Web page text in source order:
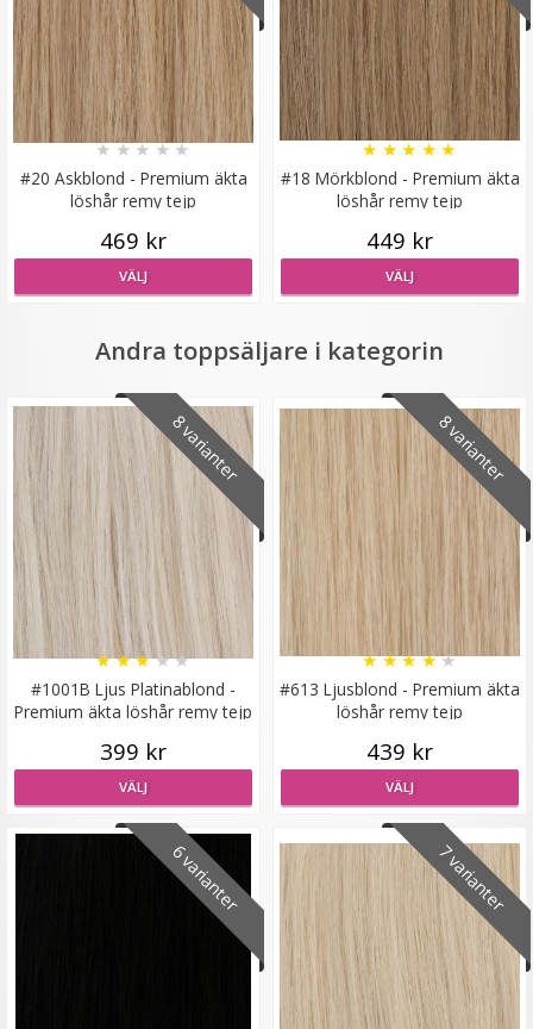
Syntetiskt löshår Gloriatråd lockigt - Mörkblond #16/68
199 kr
LÄGG I VARUKORG
Diadem med fläta Svart
★★ ★
129 kr
LÄGG I VARUKORG
#20 Askblond - Premium äkta
löshår remy tejp
★★★★★
469 kr
VÄLJ
#18 Mörkblond - Premium äkta
löshår remy tejp
★ ★ ★ ★ ★
449 kr
VÄLJ
Andra toppsäljare i kategorin
8 varianter
#1001B Ljus Platinablond -
Premium äkta löshår remy tejp
★★★★★
399 kr
VÄLJ
8 varianter
#613 Ljusblond - Premium äkta
löshår remy tejp
★★★★★
439 kr
VÄLJ
6 varianter 7 varianter